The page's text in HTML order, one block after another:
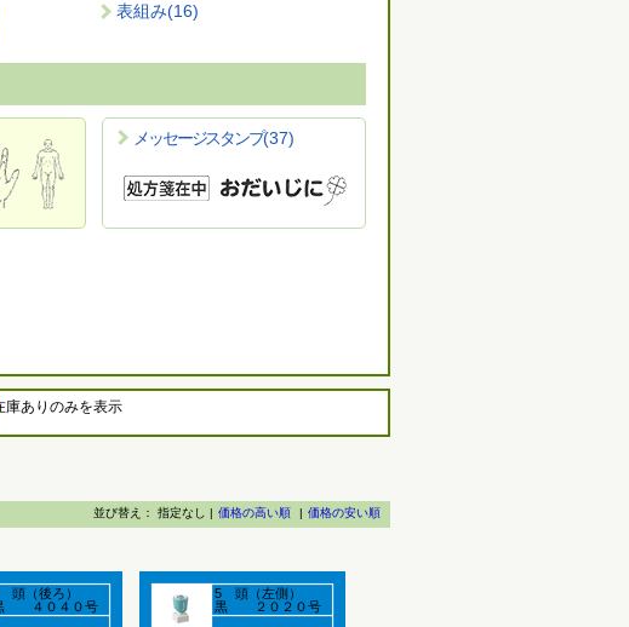
表組み(16)
メッセージスタンプ(37)
庫ありのみを表示
並び替え： 指定なし | 価格の高い順 | 価格の安い順
頭（後ろ）
４０４０号
5 頭（左側）
黒 ２０２０号